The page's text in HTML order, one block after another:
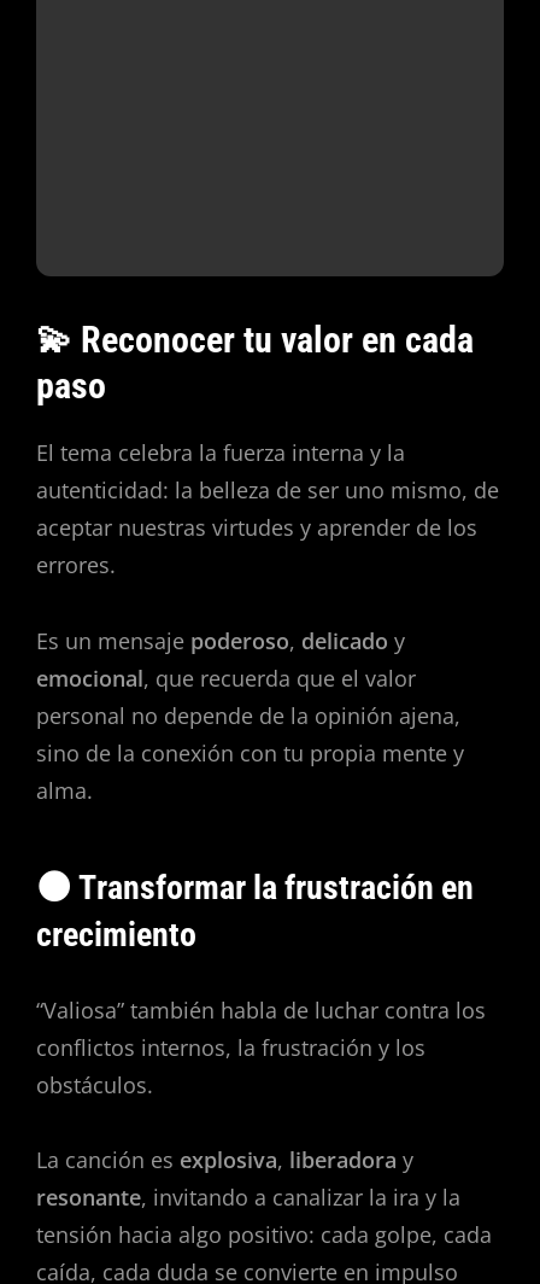
💫 Reconocer tu valor en cada
paso
El tema celebra la fuerza interna y la
autenticidad: la belleza de ser uno mismo, de
aceptar nuestras virtudes y aprender de los
errores.
Es un mensaje poderoso, delicado y
emocional, que recuerda que el valor
personal no depende de la opinión ajena,
sino de la conexión con tu propia mente y
alma.
🌑 Transformar la frustración en
crecimiento
“Valiosa” también habla de luchar contra los
conflictos internos, la frustración y los
obstáculos.
La canción es explosiva, liberadora y
resonante, invitando a canalizar la ira y la
tensión hacia algo positivo: cada golpe, cada
caída, cada duda se convierte en impulso